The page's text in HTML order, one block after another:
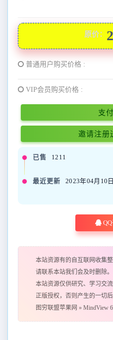
原价：
普通用户购买价格 :
VIP会员购买价格 :
支
邀请注册
已售 1211
最近更新 2023年04月10日
本站资源有的自互联网收集
请联系本站我们会及时删除。
本站资源仅供研究、学习交
正版授权，否则产生的一切
图穷联盟苹果网 » MindView